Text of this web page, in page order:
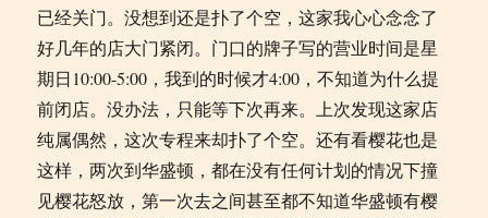
已经关门。没想到还是扑了个空，这家我心心念念了
好几年的店大门紧闭。门口的牌子写的营业时间是星
期日10:00-5:00，我到的时候才4:00，不知道为什么提
前闭店。没办法，只能等下次再来。上次发现这家店
纯属偶然，这次专程来却扑了个空。还有看樱花也是
这样，两次到华盛顿，都在没有任何计划的情况下撞
见樱花怒放，第一次去之间甚至都不知道华盛顿有樱